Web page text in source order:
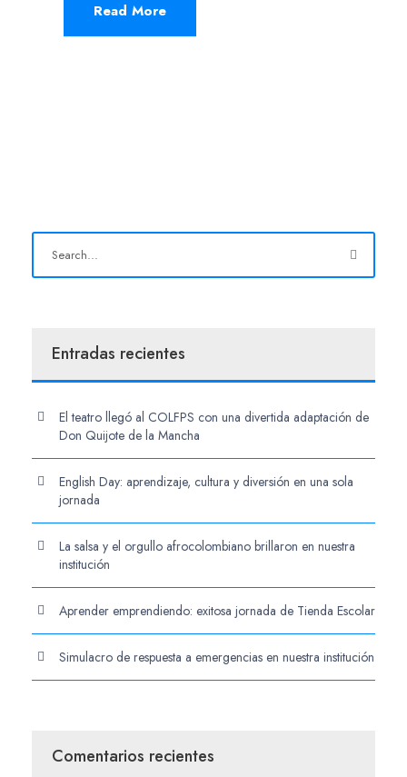
Read More
Entradas recientes
El teatro llegó al COLFPS con una divertida adaptación de
Don Quijote de la Mancha
English Day: aprendizaje, cultura y diversión en una sola
jornada
La salsa y el orgullo afrocolombiano brillaron en nuestra
institución
Aprender emprendiendo: exitosa jornada de Tienda Escolar
Simulacro de respuesta a emergencias en nuestra institución
Comentarios recientes